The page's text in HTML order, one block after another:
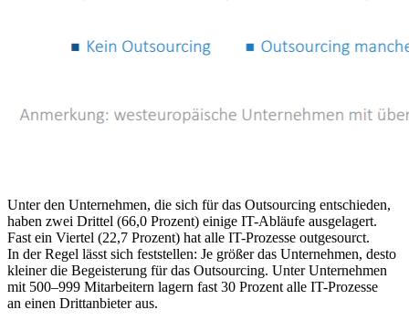
Unter den Unternehmen, die sich für das Outsourcing entschieden,
haben zwei Drittel (66,0 Prozent) einige IT-Abläufe ausgelagert.
Fast ein Viertel (22,7 Prozent) hat alle IT-Prozesse outgesourct.
In der Regel lässt sich feststellen: Je größer das Unternehmen, desto
kleiner die Begeisterung für das Outsourcing. Unter Unternehmen
mit 500–999 Mitarbeitern lagern fast 30 Prozent alle IT-Prozesse
an einen Drittanbieter aus.